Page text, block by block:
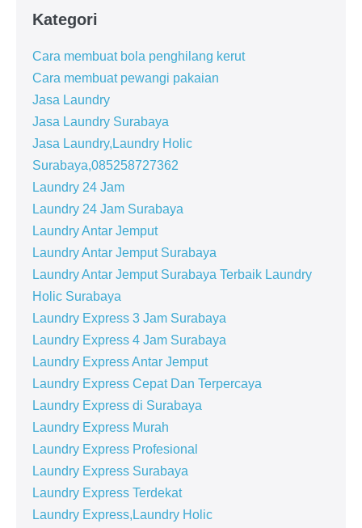
Kategori
Cara membuat bola penghilang kerut
Cara membuat pewangi pakaian
Jasa Laundry
Jasa Laundry Surabaya
Jasa Laundry,Laundry Holic
Surabaya,085258727362
Laundry 24 Jam
Laundry 24 Jam Surabaya
Laundry Antar Jemput
Laundry Antar Jemput Surabaya
Laundry Antar Jemput Surabaya Terbaik Laundry
Holic Surabaya
Laundry Express 3 Jam Surabaya
Laundry Express 4 Jam Surabaya
Laundry Express Antar Jemput
Laundry Express Cepat Dan Terpercaya
Laundry Express di Surabaya
Laundry Express Murah
Laundry Express Profesional
Laundry Express Surabaya
Laundry Express Terdekat
Laundry Express,Laundry Holic